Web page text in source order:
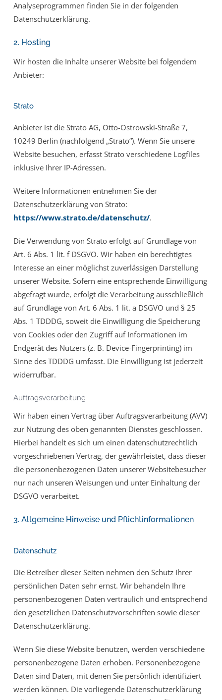
Analyseprogrammen finden Sie in der folgenden
Datenschutzerklärung.
2. Hosting
Wir hosten die Inhalte unserer Website bei folgendem
Anbieter:
Strato
Anbieter ist die Strato AG, Otto-Ostrowski-Straße 7,
10249 Berlin (nachfolgend „Strato“). Wenn Sie unsere
Website besuchen, erfasst Strato verschiedene Logfiles
inklusive Ihrer IP-Adressen.
Weitere Informationen entnehmen Sie der
Datenschutzerklärung von Strato:
https://www.strato.de/datenschutz/.
Die Verwendung von Strato erfolgt auf Grundlage von
Art. 6 Abs. 1 lit. f DSGVO. Wir haben ein berechtigtes
Interesse an einer möglichst zuverlässigen Darstellung
unserer Website. Sofern eine entsprechende Einwilligung
abgefragt wurde, erfolgt die Verarbeitung ausschließlich
auf Grundlage von Art. 6 Abs. 1 lit. a DSGVO und § 25
Abs. 1 TDDDG, soweit die Einwilligung die Speicherung
von Cookies oder den Zugriff auf Informationen im
Endgerät des Nutzers (z. B. Device-Fingerprinting) im
Sinne des TDDDG umfasst. Die Einwilligung ist jederzeit
widerrufbar.
Auftragsverarbeitung
Wir haben einen Vertrag über Auftragsverarbeitung (AVV)
zur Nutzung des oben genannten Dienstes geschlossen.
Hierbei handelt es sich um einen datenschutzrechtlich
vorgeschriebenen Vertrag, der gewährleistet, dass dieser
die personenbezogenen Daten unserer Websitebesucher
nur nach unseren Weisungen und unter Einhaltung der
DSGVO verarbeitet.
3. Allgemeine Hinweise und Pflicht­informationen
Datenschutz
Die Betreiber dieser Seiten nehmen den Schutz Ihrer
persönlichen Daten sehr ernst. Wir behandeln Ihre
personenbezogenen Daten vertraulich und entsprechend
den gesetzlichen Datenschutzvorschriften sowie dieser
Datenschutzerklärung.
Wenn Sie diese Website benutzen, werden verschiedene
personenbezogene Daten erhoben. Personenbezogene
Daten sind Daten, mit denen Sie persönlich identifiziert
werden können. Die vorliegende Datenschutzerklärung